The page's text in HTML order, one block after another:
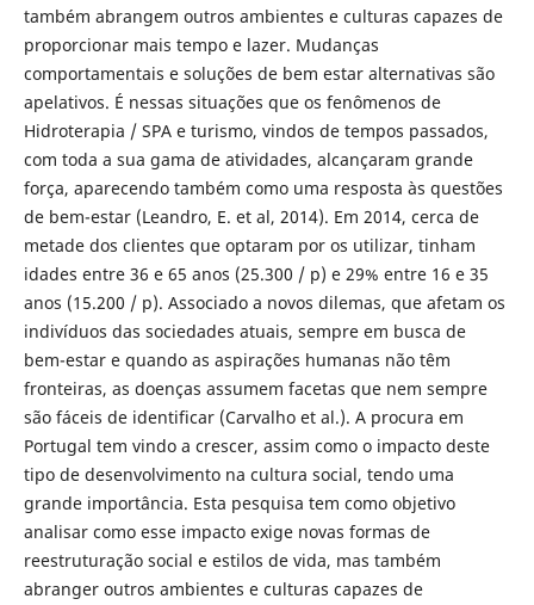
também abrangem outros ambientes e culturas capazes de
proporcionar mais tempo e lazer. Mudanças
comportamentais e soluções de bem estar alternativas são
apelativos. É nessas situações que os fenômenos de
Hidroterapia / SPA e turismo, vindos de tempos passados,
com toda a sua gama de atividades, alcançaram grande
força, aparecendo também como uma resposta às questões
de bem-estar (Leandro, E. et al, 2014). Em 2014, cerca de
metade dos clientes que optaram por os utilizar, tinham
idades entre 36 e 65 anos (25.300 / p) e 29% entre 16 e 35
anos (15.200 / p). Associado a novos dilemas, que afetam os
indivíduos das sociedades atuais, sempre em busca de
bem-estar e quando as aspirações humanas não têm
fronteiras, as doenças assumem facetas que nem sempre
são fáceis de identificar (Carvalho et al.). A procura em
Portugal tem vindo a crescer, assim como o impacto deste
tipo de desenvolvimento na cultura social, tendo uma
grande importância. Esta pesquisa tem como objetivo
analisar como esse impacto exige novas formas de
reestruturação social e estilos de vida, mas também
abranger outros ambientes e culturas capazes de